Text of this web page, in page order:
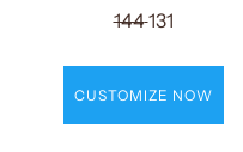
144131
CUSTOMIZE NOW